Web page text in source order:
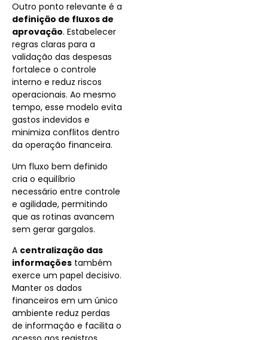
Outro ponto relevante é a
definição de fluxos de
aprovação. Estabelecer
regras claras para a
validação das despesas
fortalece o controle
interno e reduz riscos
operacionais. Ao mesmo
tempo, esse modelo evita
gastos indevidos e
minimiza conflitos dentro
da operação financeira.
Um fluxo bem definido
cria o equilíbrio
necessário entre controle
e agilidade, permitindo
que as rotinas avancem
sem gerar gargalos.
A centralização das
informações também
exerce um papel decisivo.
Manter os dados
financeiros em um único
ambiente reduz perdas
de informação e facilita o